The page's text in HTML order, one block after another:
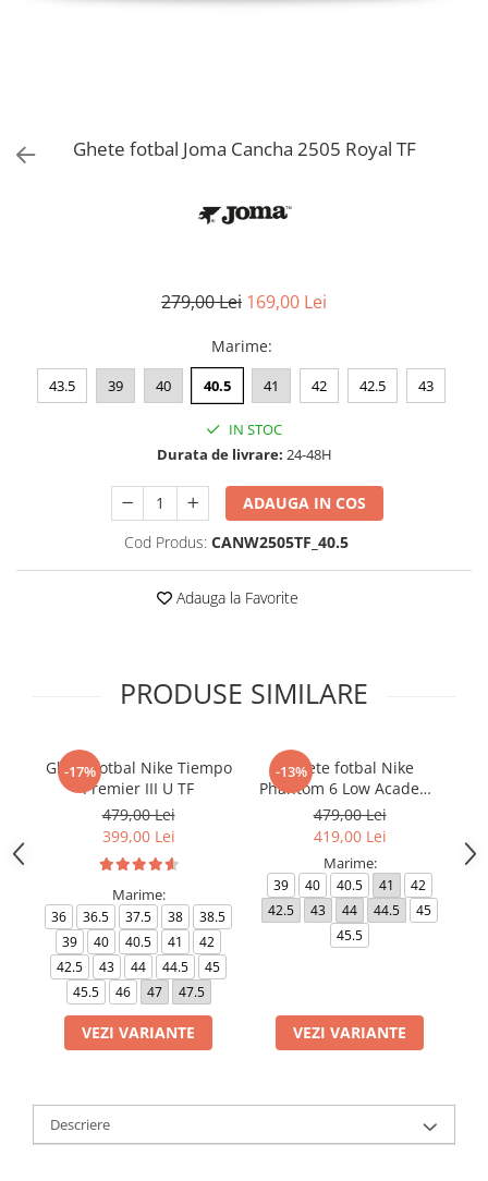
Bluze fotbal copii
Sorturi fotbal femei
Ghete fotbal Joma Cancha 2505 Royal TF
279,00 Lei 169,00 Lei
Marime:
43.5 39 40 40.5 41 42 42.5 43
IN STOC
Durata de livrare: 24-48H
ADAUGA IN COS
Cod Produs: CANW2505TF_40.5
Adauga la Favorite
PRODUSE SIMILARE
-17%
Ghete fotbal Nike Tiempo
Premier III U TF
479,00 Lei
399,00 Lei
Marime:
36 36.5 37.5 38
38.5
39
40 40.5 41
42
42.5
43 44 44.5
45
45.5
46 47 47.5
VEZI VARIANTE
-13%
Ghete fotbal Nike
Phantom 6 Low Academy
TF NU3
479,00 Lei
419,00 Lei
Marime:
39 40 40.5 41
42
42.5
43 44 44.5
45
45.5
VEZI VARIANTE
Descriere